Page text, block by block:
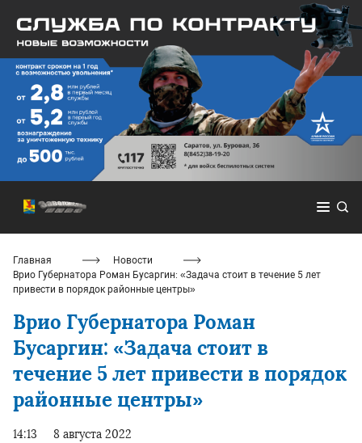
Главная
Новости
Врио Губернатора Роман Бусаргин: «Задача стоит в течение 5 лет
привести в порядок районные центры»
Врио Губернатора Роман
Бусаргин: «Задача стоит в
течение 5 лет привести в порядок
районные центры»
14:13 8 августа 2022